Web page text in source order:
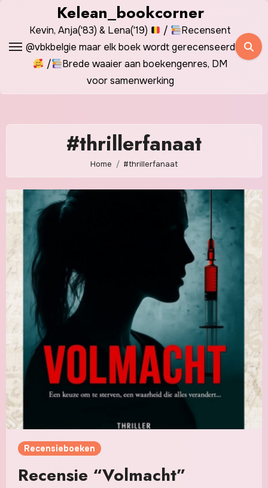
de
Kelean_bookcorner
Kevin, Anja('83) & Lena('19) /
Recensent
@vbkbelgie maar elk boek wordt gerecenseerd
/
Brede waaier aan boekengenres, DM
voor samenwerking
#thrillerfanaat
Home #thrillerfanaat
Recensieboeken
Recensie “Volmacht”